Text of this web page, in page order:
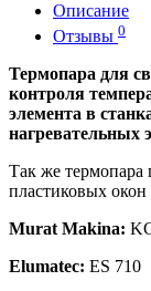
Описание
Отзывы 0
Термопара для
контроля
элемента в
нагревательных
Так же термопара
пластиковых
Murat Makina:
Elumatec: ES 710